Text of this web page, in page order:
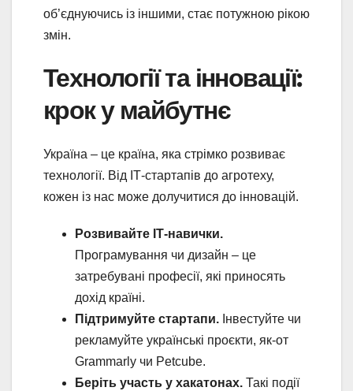
об’єднуючись із іншими, стає потужною рікою
змін.
Технології та інновації:
крок у майбутнє
Україна – це країна, яка стрімко розвиває
технології. Від ІТ-стартапів до агротеху,
кожен із нас може долучитися до інновацій.
Розвивайте ІТ-навички.
Програмування чи дизайн – це
затребувані професії, які приносять
дохід країні.
Підтримуйте стартапи. Інвестуйте чи
рекламуйте українські проєкти, як-от
Grammarly чи Petcube.
Беріть участь у хакатонах. Такі події